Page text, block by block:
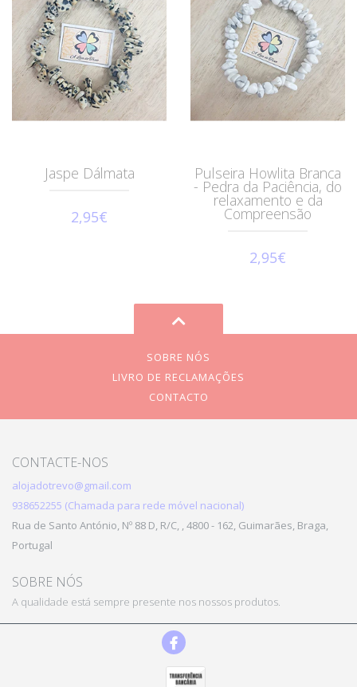
Jaspe Dálmata
2,95€
Pulseira Howlita Branca
- Pedra da Paciência, do
relaxamento e da
Compreensão
2,95€
SOBRE NÓS
LIVRO DE RECLAMAÇÕES
CONTACTO
CONTACTE-NOS
alojadotrevo@gmail.com
938652255 (Chamada para rede móvel nacional)
Rua de Santo António, Nº 88 D, R/C, , 4800 - 162, Guimarães, Braga,
Portugal
SOBRE NÓS
A qualidade está sempre presente nos nossos produtos.